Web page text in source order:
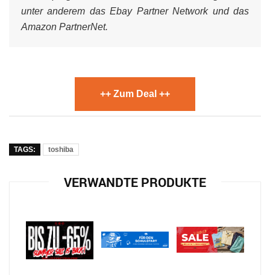
unter anderem das Ebay Partner Network und das
Amazon PartnerNet.
++ Zum Deal ++
TAGS: toshiba
VERWANDTE PRODUKTE